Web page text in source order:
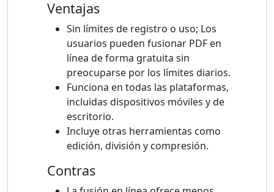
Ventajas
Sin límites de registro o uso; Los
usuarios pueden fusionar PDF en
línea de forma gratuita sin
preocuparse por los límites diarios.
Funciona en todas las plataformas,
incluidas dispositivos móviles y de
escritorio.
Incluye otras herramientas como
edición, división y compresión.
Contras